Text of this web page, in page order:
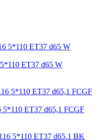
ET37 d65 W
5*110 ET37 d65,1 FCGF